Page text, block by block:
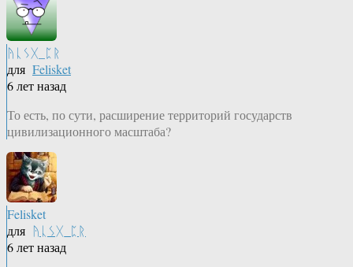
ᚤᚳᛊᚷ_ᛈᚱ
для Felisket
6 лет назад
То есть, по сути, расширение территорий государств
цивилизационного масштаба?
Felisket
для ᚤᚳᛊᚷ_ᛈᚱ
6 лет назад